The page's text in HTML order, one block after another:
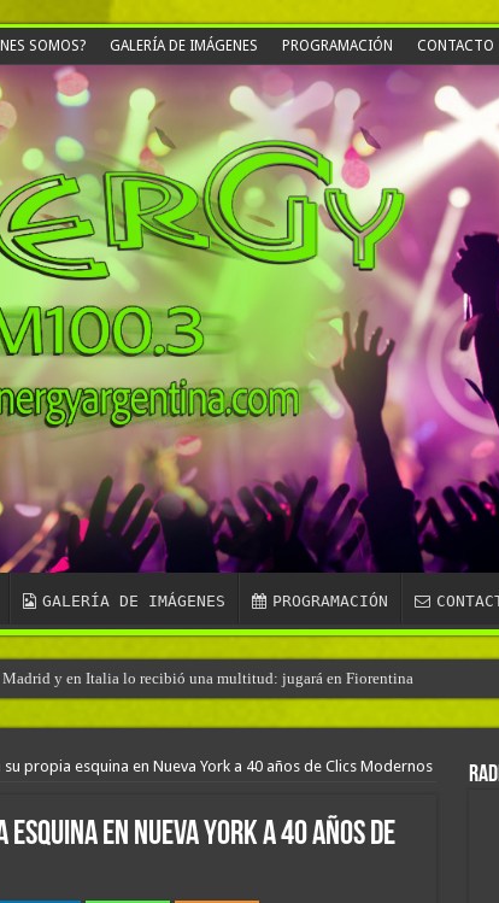
SOMOS? GALERÍA DE IMÁGENES PROGRAMACIÓN CONTACTO
GALERÍA DE IMÁGENES PROGRAMACIÓN
Madrid y en Italia lo recibió una multitud: jugará en Fiorentina
propia esquina en Nueva York a 40 años de Clics Modernos
en Nueva York a 40 años de